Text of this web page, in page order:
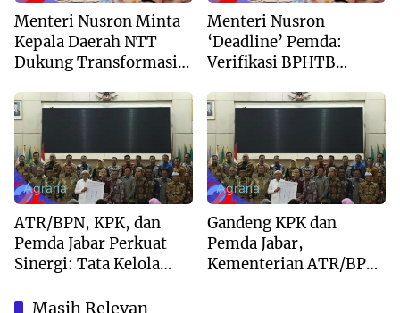
Menteri Nusron Minta
Kepala Daerah NTT
Dukung Transformasi
Menteri Nusron
‘Deadline’ Pemda:
Verifikasi BPHTB
Jangan Bikin Balik
Nama Lambat!
Agraria
ATR/BPN, KPK, dan
Pemda Jabar Perkuat
Sinergi: Tata Kelola
Korupsi dan Ekonomi
Agraria
Gandeng KPK dan
Pemda Jabar,
Kementerian ATR/BPN
Masih Relevan